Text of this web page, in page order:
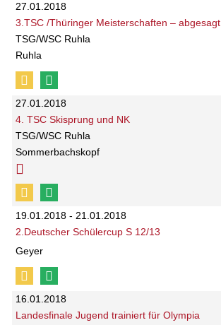
27.01.2018
3.TSC /Thüringer Meisterschaften – abgesagt
TSG/WSC Ruhla
Ruhla
27.01.2018
4. TSC Skisprung und NK
TSG/WSC Ruhla
Sommerbachskopf
19.01.2018 - 21.01.2018
2.Deutscher Schülercup S 12/13
Geyer
16.01.2018
Landesfinale Jugend trainiert für Olympia